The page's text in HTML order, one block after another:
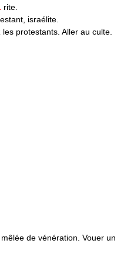
rite.
israélite.
protestants. Aller au culte.
de vénération. Vouer un